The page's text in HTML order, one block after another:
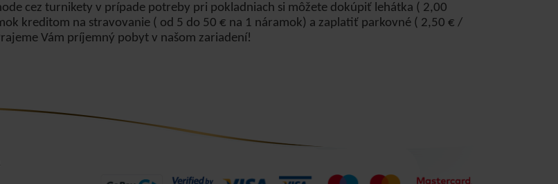
cez turnikety v prípade potreby pri pokladniach si môžete dokúpiť lehátka ( 2,00
kreditom na stravovanie ( od 5 do 50 € na 1 náramok) a zaplatiť parkovné ( 2,50 € /
Vám príjemný pobyt v našom zariadení!